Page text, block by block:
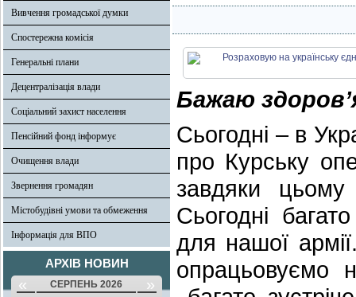
Вивчення громадської думки
Спостережна комісія
Генеральні плани
Децентралізація влади
Соціальний захист населення
Пенсійний фонд інформує
Очищення влади
Звернення громадян
Містобудівні умови та обмеження
Інформація для ВПО
АРХІВ НОВИН
« СЕРПЕНЬ 2026 »
Бажаю
Сьогодні – в
про Курську
завдяки цьому
Сьогодні
для нашої
опрацьовуємо